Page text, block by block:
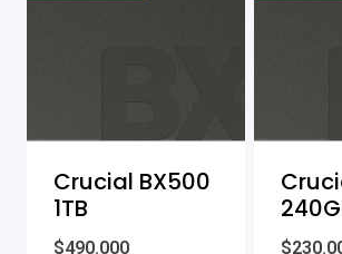
Crucial BX500
1TB
$490.000 $